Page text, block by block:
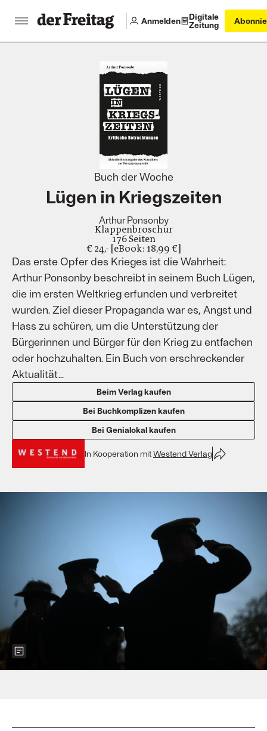
Anmelden
Digitale
Zeitung
Buch der Woche
Lügen in Kriegszeiten
Arthur Ponsonby
Klappenbroschur
176 Seiten
€ 24,- [eBook: 18,99 €]
Das erste Opfer des Krieges ist die Wahrheit:
Arthur Ponsonby beschreibt in seinem Buch Lügen,
die im ersten Weltkrieg erfunden und verbreitet
wurden. Ziel dieser Propaganda war es, Angst und
Hass zu schüren, um die Unterstützung der
Bürgerinnen und Bürger für den Krieg zu entfachen
oder hochzuhalten. Ein Buch von erschreckender
Aktualität...
Beim Verlag kaufen
Bei Buchkomplizen kaufen
Bei Genialokal kaufen
In Kooperation mitWestend Verlag
Show more information about the image